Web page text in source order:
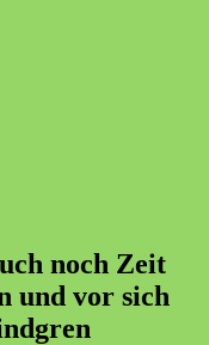
noch Zeit
und vor sich